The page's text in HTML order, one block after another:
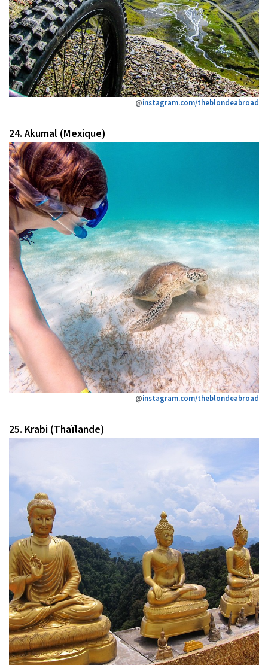
@instagram.com/theblondeabroad
24. Akumal (Mexique)
@instagram.com/theblondeabroad
25. Krabi (Thaïlande)